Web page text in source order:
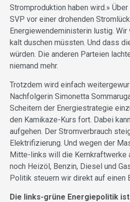
Stromproduktion haben wird.»
SVP vor einer drohenden
Energiewendeministerin lustig. Wir
kalt duschen müssten. Und dass
würden. Die anderen Parteien
niemand mehr.
Trotzdem wird einfach
Nachfolgerin Simonetta
Scheitern der Energiestrategie
den Kamikaze-Kurs fort. Dabei
aufgehen. Der Stromverbrauch
Elektrifizierung. Und wegen der
Mitte-links will die Kernkraftwerke
noch Heizöl, Benzin, Diesel und
Politik steuern wir direkt auf einen
Die links-grüne Energiepolitik